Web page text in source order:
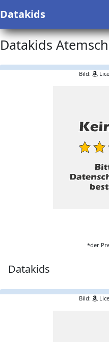
Datakids
Datakids
Bild:
*der
Datakids
Bild: